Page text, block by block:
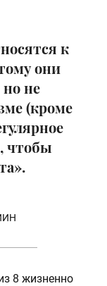
к
они
не
(кроме
чтобы
8 жизненно